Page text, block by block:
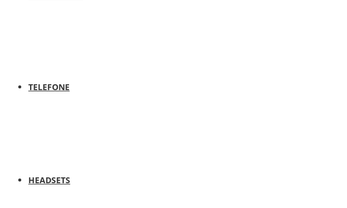
TELEFONE
HEADSETS